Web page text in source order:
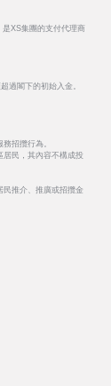
XS集團的支付代理商
過閣下的初始入金。
招攬行為。
居民，其內容不構成投
推介、推廣或招攬金